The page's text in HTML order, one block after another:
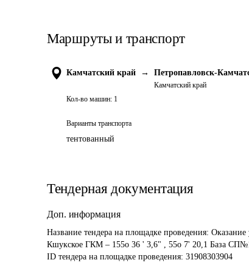
Маршруты и транспорт
Камчатский край → Петропавловск-
Камчатский край
Кол-во машин: 1
Варианты транспорта
тентованный
Тендерная документация
Доп. информация
Название тендера на площадке проведения: Оказание
Кшукское ГКМ – 155о 36 ' 3,6" , 55о 7' 20,1 База
ID тендера на площадке проведения: 31908303904